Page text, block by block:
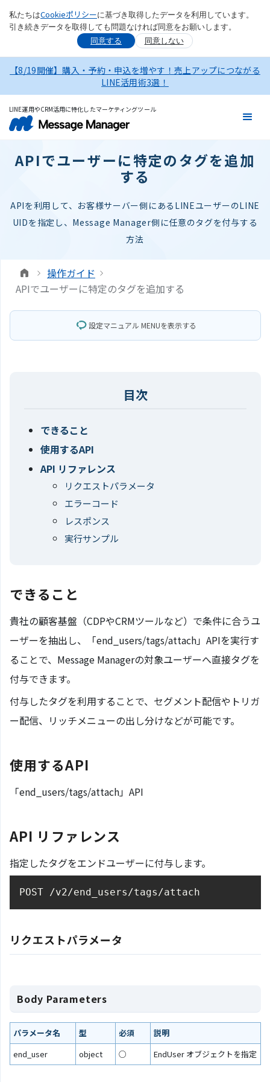
私たちはCookieポリシーに基づき取得したデータを利用しています。
引き続きデータを取得しても問題なければ同意をお願いします。
同意する
同意しない
【8/19開催】購入・予約・申込を増やす！売上アップにつながる
LINE活用術3選！
LINE運用やCRM活用に特化したマーケティングツール
APIでユーザーに特定のタグを追加
する
APIを利用して、お客様サーバー側にあるLINEユーザーのLINE
UIDを指定し、Message Manager側に任意のタグを付与する
方法
操作ガイド
APIでユーザーに特定のタグを追加する
設定マニュアル MENUを表示する
できること
使用するAPI
API リファレンス
リクエストパラメータ
エラーコード
レスポンス
実行サンプル
できること
貴社の顧客基盤（CDPやCRMツールなど）で条件に合うユ
ーザーを抽出し、「end_users/tags/attach」APIを実行す
ることで、Message Managerの対象ユーザーへ直接タグを
付与できます。
付与したタグを利用することで、セグメント配信やトリガ
ー配信、リッチメニューの出し分けなどが可能です。
使用するAPI
「end_users/tags/attach」API
API リファレンス
指定したタグをエンドユーザーに付与します。
POST /v2/end_users/tags/attach
リクエストパラメータ
Body Parameters
パラメータ名 型 必須
説明
end_user
object ○ EndUser オブジェクトを指定